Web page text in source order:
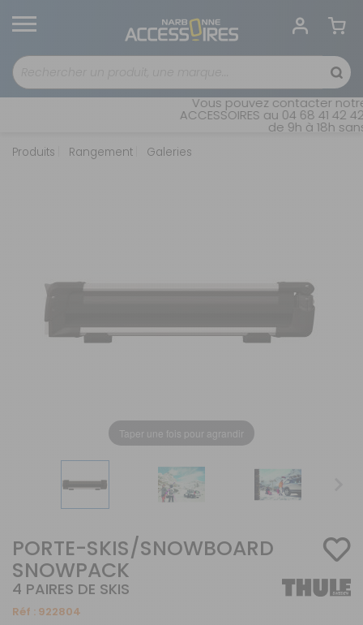
Vous pouvez contacter notre
ACCESSOIRES au 04 68 41 42
de 9h à 18h
Produits Rangement Galeries
Taper une fois pour agrandir
PORTE-SKIS/SNOWBOARD
SNOWPACK
4 PAIRES DE SKIS
Réf : 922804